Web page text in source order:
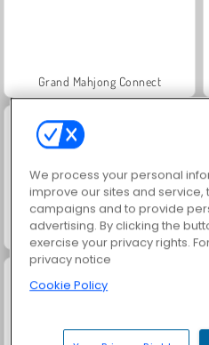
Grand Mahjong Connect
Rummy World
We process your personal
improve our sites and service,
campaigns and to provide
advertising. By clicking the
exercise your privacy rights.
privacy notice
Cookie Policy